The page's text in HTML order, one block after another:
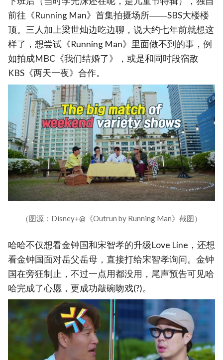
前往《Running Man》首集拍摄场所――SBS大楼楼
顶。三人加上梁世灿边吃边聊，说大约七年前就想这
样了，想尝试《Running Man》里面做不到的事，例
如拍成MBC《我们结婚了》，或是和同时段宿敌
KBS《两天一夜》合作。
（图源：Disney+@《Outrun by Running Man》截图）
哈哈不仅想看金钟国和宋智孝的升级Love Line，还想
看金钟国面对岳父岳母，直接打给宋智孝询问。金钟
国在旁狂制止，不过一点用都没用，尾声预告可见哈
哈完成了心愿，更成功敲碗吻戏(?)。